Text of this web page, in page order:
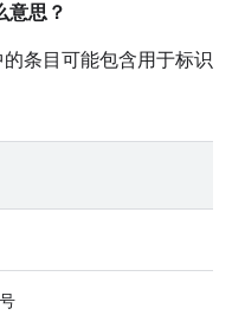
意思？
条目可能包含用于标识